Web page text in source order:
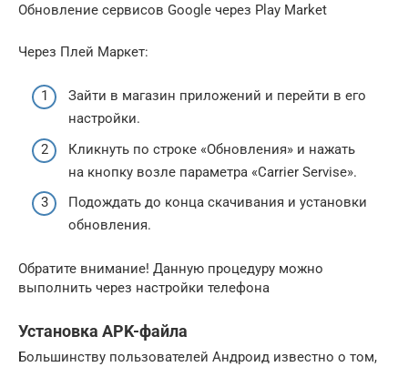
Обновление сервисов Google через Play Market
Через Плей Маркет:
Зайти в магазин приложений и перейти в его
настройки.
Кликнуть по строке «Обновления» и нажать
на кнопку возле параметра «Carrier Servise».
Подождать до конца скачивания и установки
обновления.
Обратите внимание! Данную процедуру можно
выполнить через настройки телефона
Установка APK-файла
Большинству пользователей Андроид известно о том,